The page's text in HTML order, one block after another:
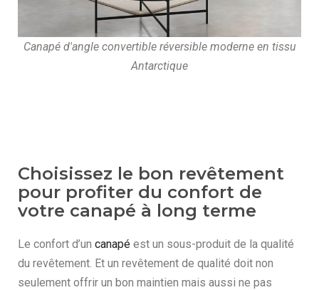
Canapé d'angle convertible réversible moderne en tissu
Antarctique
Choisissez le bon revêtement
pour profiter du confort de
votre canapé à long terme
Le confort d’un canapé est un sous-produit de la qualité
du revêtement. Et un revêtement de qualité doit non
seulement offrir un bon maintien mais aussi ne pas